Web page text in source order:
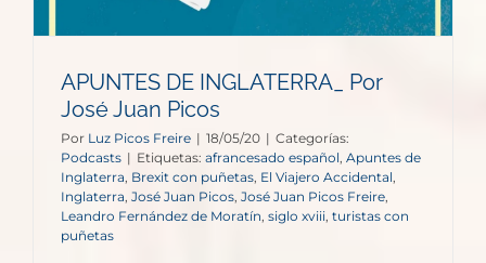
APUNTES DE INGLATERRA_ Por
José Juan Picos
Por Luz Picos Freire | 18/05/20 | Categorías:
Podcasts | Etiquetas: afrancesado español Apuntes de
Inglaterra Brexit con puñetas El Viajero Accidental
Inglaterra José Juan Picos José Juan Picos Freire
Leandro Fernández de Moratín, siglo xviii, turistas con
puñetas